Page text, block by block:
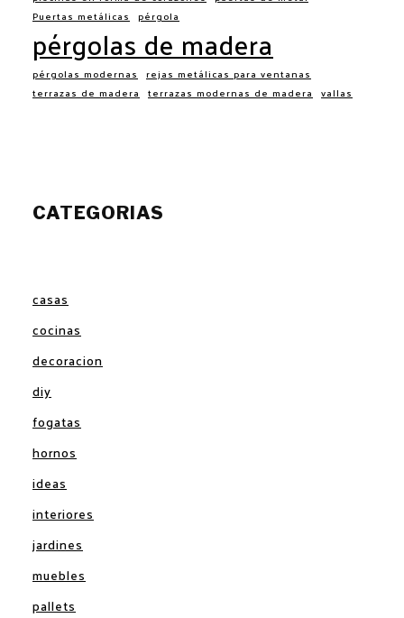
Puertas metálicas pérgola
pérgolas de madera
pérgolas modernas rejas metálicas para ventanas
terrazas de madera terrazas modernas de madera vallas
CATEGORIAS
casas
cocinas
decoracion
diy
fogatas
hornos
ideas
interiores
jardines
muebles
pallets